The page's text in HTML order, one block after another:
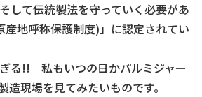
して伝統製法を守っていく必要があ
産地呼称保護制度)」に認定されてい
る!! 私もいつの日かパルミジャー
造現場を見てみたいものです。